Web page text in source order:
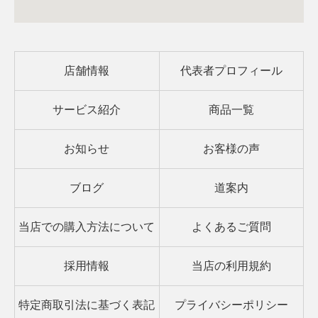
店舗情報 代表者プロフィール
サービス紹介 商品一覧
お知らせ お客様の声
ブログ 道案内
当店での購入方法について よくあるご質問
採用情報 当店の利用規約
特定商取引法に基づく表記 プライバシーポリシー